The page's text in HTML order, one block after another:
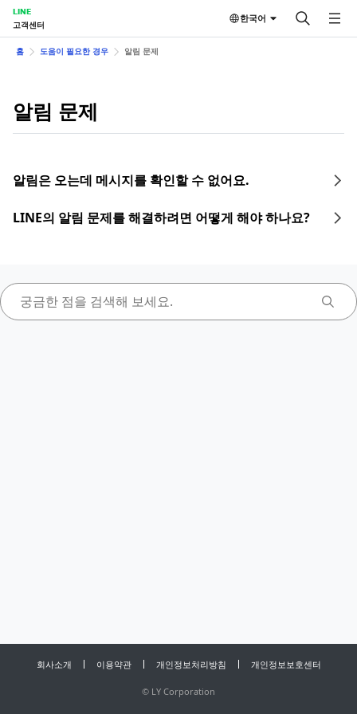
LINE
고객센터
한국어
홈 도움이 필요한 경우 알림 문제
알림 문제
알림은 오는데 메시지를 확인할 수 없어요.
LINE의 알림 문제를 해결하려면 어떻게 해야 하나요?
회사소개 이용약관 개인정보처리방침 개인정보보호센터
© LY Corporation